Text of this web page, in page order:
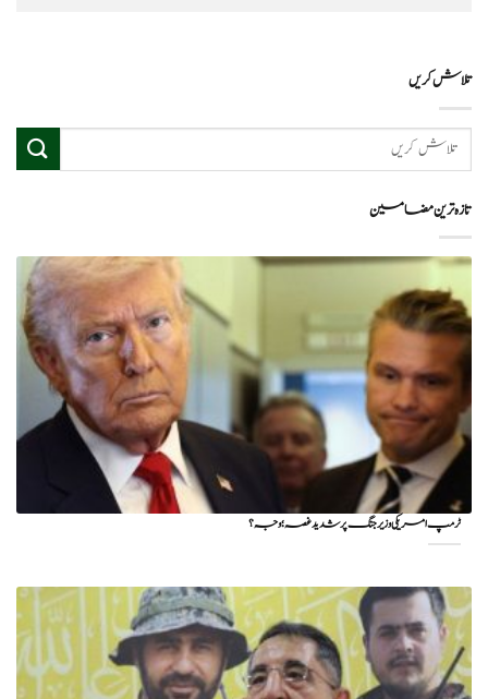
تلاش کریں
تازہ ترین مضامین
ٹرمپ امریکی وزیر جنگ پر شدید غصہ؛ وجہ ؟